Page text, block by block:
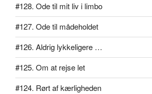
#128. Ode til mit liv i limbo
#127. Ode til mådeholdet
#126. Aldrig lykkeligere …
#125. Om at rejse let
#124. Rørt af kærligheden